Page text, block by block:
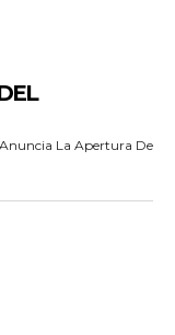
La Apertura De